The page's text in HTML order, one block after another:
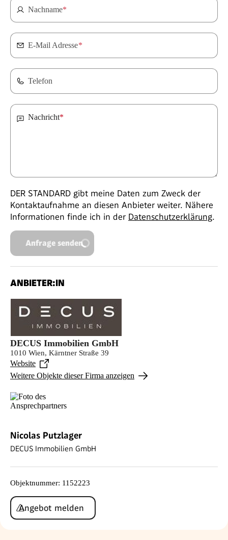
Nachname*
E-Mail Adresse*
Telefon
Nachricht*
DER STANDARD gibt meine Daten zum Zweck der
Kontaktaufnahme an diesen Anbieter weiter. Nähere
Informationen finde ich in der Datenschutzerklärung.
Anfrage senden
ANBIETER:IN
DECUS Immobilien GmbH
1010 Wien, Kärntner Straße 39
Website
Weitere Objekte dieser Firma anzeigen
Nicolas Putzlager
DECUS Immobilien GmbH
Objektnummer: 1152223
Angebot melden